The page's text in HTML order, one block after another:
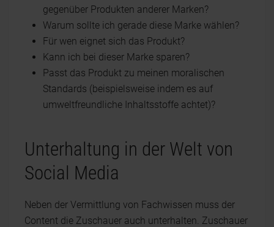
gegenüber Produkten anderer Marken?
Warum sollte ich gerade diese Marke wählen?
Für wen eignet sich das Produkt?
Kann ich bei dieser Marke sparen?
Passt das Produkt zu meinen moralischen
Standards (beispielsweise indem es auf
umweltfreundliche Inhaltsstoffe achtet)?
Unterhaltung in der Welt von
Social Media
Neben der Vermittlung von Fachwissen muss der
Content die Zuschauer auch unterhalten. Zuschauer